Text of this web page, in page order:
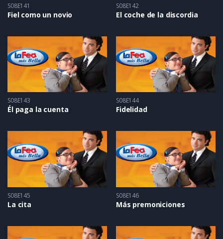
S08E141
Fiel como un novio
S08E142
El coche de la discordia
S08E143
Él paga la cuenta
S08E144
Fidelidad
S08E145
La cita
S08E146
Más premoniciones